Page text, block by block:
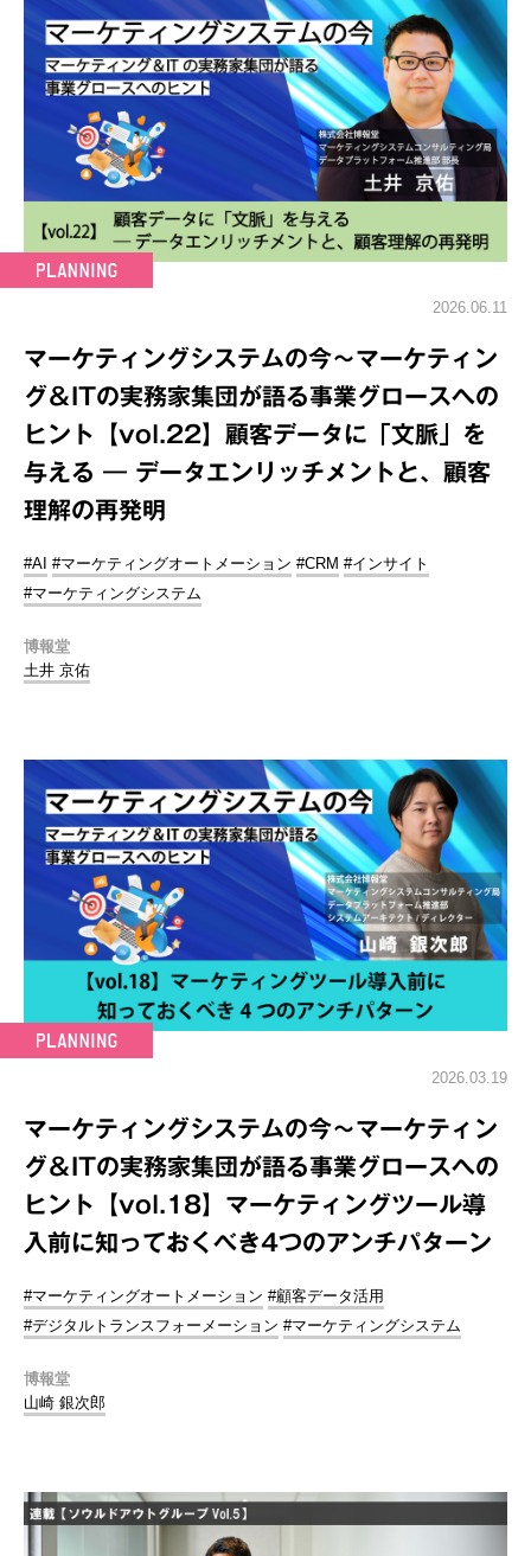
2026.06.11
マーケティングシステムの今～マーケティン
グ＆ITの実務家集団が語る事業グロースへの
ヒント【vol.22】顧客データに「文脈」を
与える ― データエンリッチメントと、顧客
理解の再発明
#AI #マーケティングオートメーション #CRM #インサイト
#マーケティングシステム
博報堂
土井 京佑
2026.03.19
マーケティングシステムの今～マーケティン
グ＆ITの実務家集団が語る事業グロースへの
ヒント【vol.18】マーケティングツール導
入前に知っておくべき4つのアンチパターン
#マーケティングオートメーション #顧客データ活用
#デジタルトランスフォーメーション #マーケティングシステム
博報堂
山崎 銀次郎